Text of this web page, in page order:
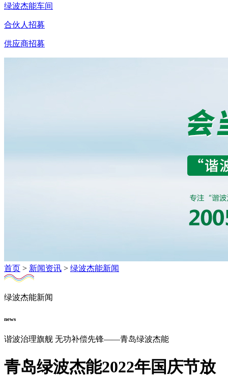
绿波杰能车间
合伙人招募
供应商招募
首页 > 新闻资讯 > 绿波杰能新闻
绿波杰能新闻
news
谐波治理旗舰 无功补偿先锋——青岛绿波杰能
青岛绿波杰能2022年国庆节放